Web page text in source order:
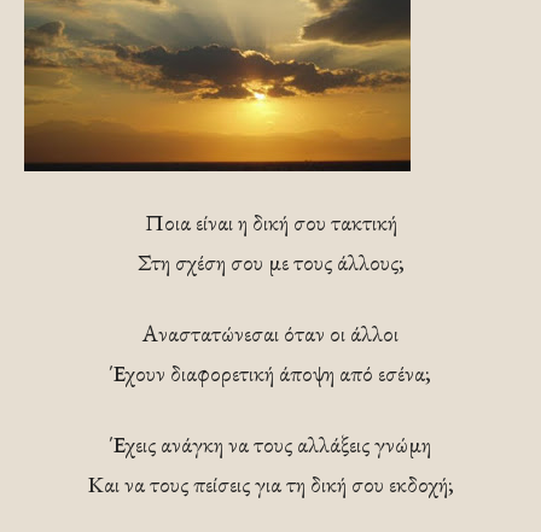
Ποια είναι η δική σου τακτική
Στη σχέση σου με τους άλλους;
Αναστατώνεσαι όταν οι άλλοι
Έχουν διαφορετική άποψη από εσένα;
Έχεις ανάγκη να τους αλλάξεις γνώμη
Και να τους πείσεις για τη δική σου εκδοχή;